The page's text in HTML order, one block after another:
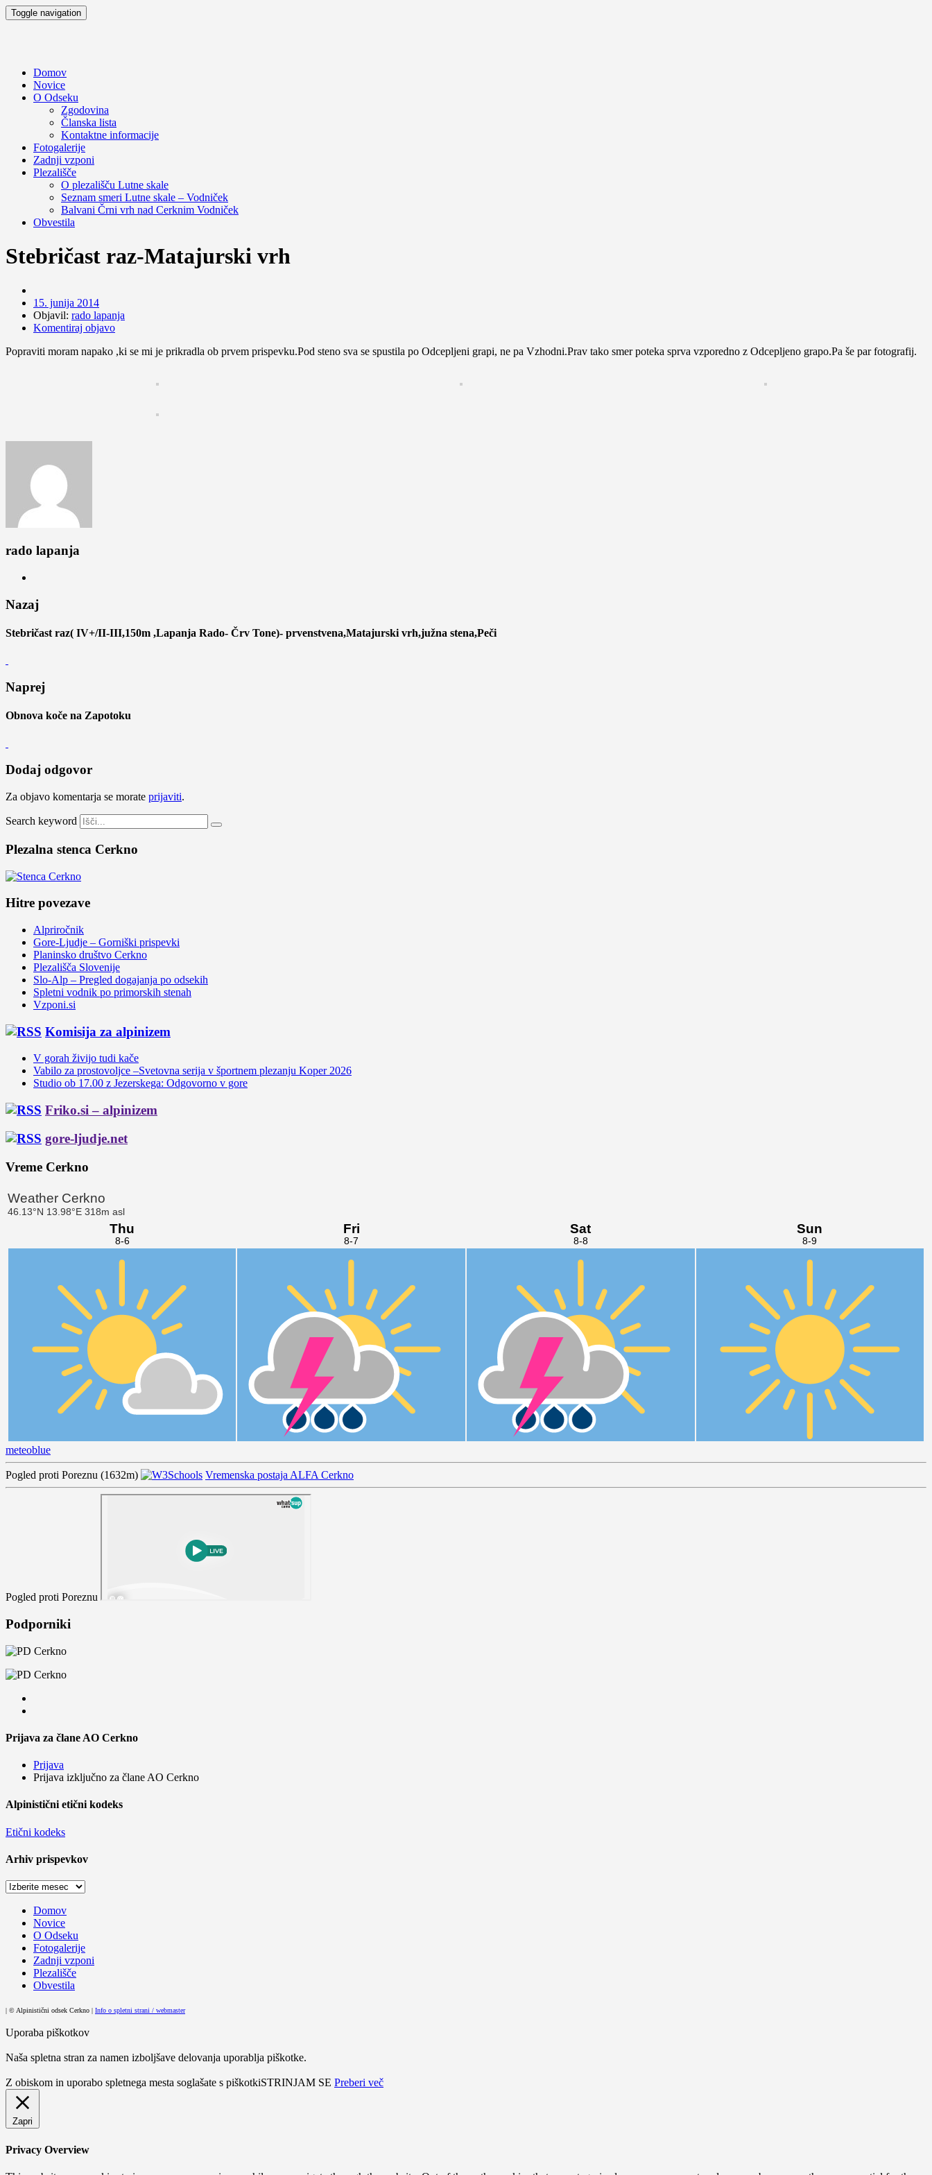
Toggle navigation
Domov
Novice
O Odseku
Zgodovina
Članska lista
Kontaktne informacije
Fotogalerije
Zadnji vzponi
Plezališče
O plezališču Lutne skale
Seznam smeri Lutne skale – Vodniček
Balvani Črni vrh nad Cerknim Vodniček
Obvestila
Stebričast raz-Matajurski vrh
15. junija 2014
Objavil: rado lapanja
Komentiraj objavo
Popraviti moram napako ,ki se mi je prikradla ob prvem prispevku.Pod steno sva se spustila po Odcepljeni grapi, ne pa Vzhodni.Prav tako smer poteka sprva vzporedno z Odcepljeno grapo.Pa še par fotografij.
rado lapanja
Nazaj
Stebričast raz( IV+/II-III,150m ,Lapanja Rado- Črv Tone)- prvenstvena,Matajurski vrh,južna stena,Peči
Naprej
Obnova koče na Zapotoku
Dodaj odgovor
Za objavo komentarja se morate prijaviti.
Search keyword
Plezalna stenca Cerkno
Hitre povezave
Alpriročnik
Gore-Ljudje – Gorniški prispevki
Planinsko društvo Cerkno
Plezališča Slovenije
Slo-Alp – Pregled dogajanja po odsekih
Spletni vodnik po primorskih stenah
Vzponi.si
Komisija za alpinizem
V gorah živijo tudi kače
Vabilo za prostovoljce –Svetovna serija v športnem plezanju Koper 2026
Studio ob 17.00 z Jezerskega: Odgovorno v gore
Friko.si – alpinizem
gore-ljudje.net
Vreme Cerkno
meteoblue
Pogled proti Poreznu (1632m) Vremenska postaja ALFA Cerkno
Pogled proti Poreznu
Podporniki
Prijava za člane AO Cerkno
Prijava
Prijava izključno za člane AO Cerkno
Alpinistični etični kodeks
Etični kodeks
Arhiv prispevkov
Arhiv
Domov
Novice
O Odseku
Fotogalerije
Zadnji vzponi
Plezališče
Obvestila
| © Alpinistični odsek Cerkno | Info o spletni strani / webmaster
Uporaba piškotkov
Naša spletna stran za namen izboljšave delovanja uporablja piškotke.
Z obiskom in uporabo spletnega mesta soglašate s piškotkiSTRINJAM SE Preberi več
Zapri
Privacy Overview